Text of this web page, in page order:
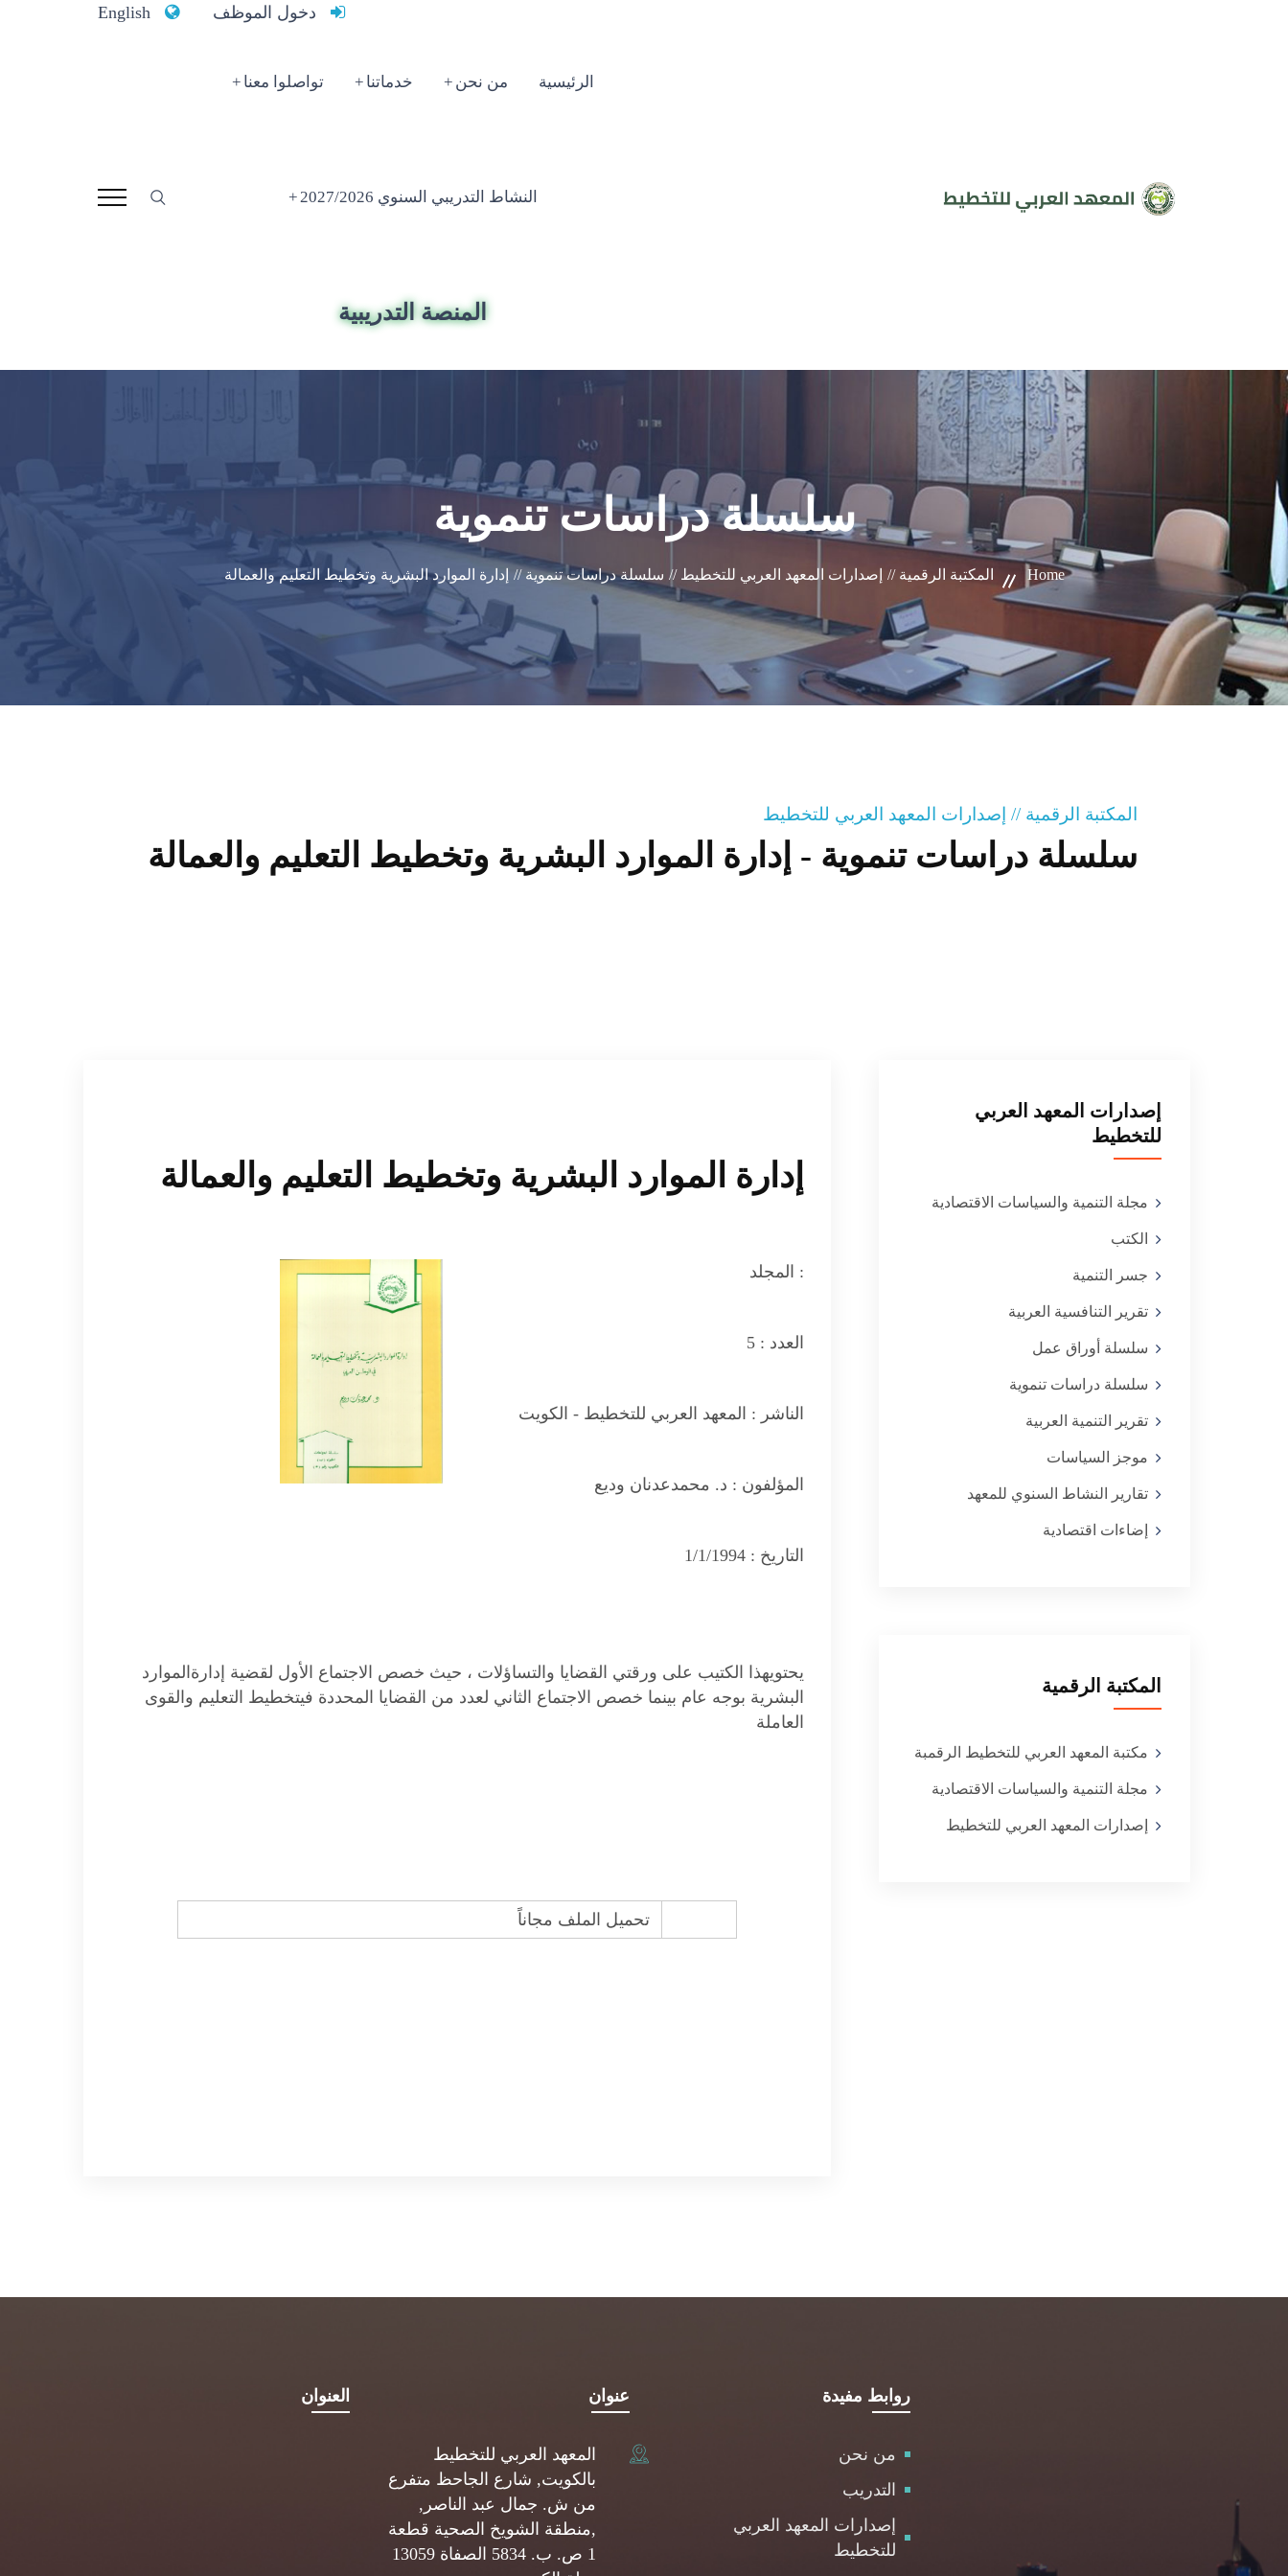
دخول الموظف English
الرئيسية من نحن خدماتنا تواصلوا معنا
النشاط التدريبي السنوي 2027/2026
المنصة التدريبية
سلسلة دراسات تنموية
Home المكتبة الرقمية // إصدارات المعهد العربي للتخطيط // سلسلة دراسات تنموية // إدارة الموارد البشرية وتخطيط التعليم والعمالة
المكتبة الرقمية // إصدارات المعهد العربي للتخطيط
سلسلة دراسات تنموية - إدارة الموارد البشرية وتخطيط التعليم والعمالة
إدارة الموارد البشرية وتخطيط التعليم والعمالة
المجلد :
العدد :5
الناشر : المعهد العربي للتخطيط - الكويت
المؤلفون : د. محمدعدنان وديع
التاريخ :1/1/1994
يحتويهذا الكتيب على ورقتي القضايا والتساؤلات ، حيث خصص الاجتماع الأول لقضية إدارةالموارد
البشرية بوجه عام بينما خصص الاجتماع الثاني لعدد من القضايا المحددة فيتخطيط التعليم والقوى
العاملة
تحميل الملف مجاناً
إصدارات المعهد العربي
للتخطيط
مجلة التنمية والسياسات الاقتصادية
الكتب
جسر التنمية
تقرير التنافسية العربية
سلسلة أوراق عمل
سلسلة دراسات تنموية
تقرير التنمية العربية
موجز السياسات
تقارير النشاط السنوي للمعهد
إضاءات اقتصادية
المكتبة الرقمية
مكتبة المعهد العربي للتخطيط الرقمبة
مجلة التنمية والسياسات الاقتصادية
إصدارات المعهد العربي للتخطيط
العنوان عنوان
المعهد العربي للتخطيط
بالكويت, شارع الجاحظ متفرع
من ش. جمال عبد الناصر,
,منطقة الشويخ الصحية قطعة
1 ص. ب. 5834 الصفاة 13059
روابط مفيدة
من نحن
التدريب
إصدارات المعهد العربي
للتخطيط